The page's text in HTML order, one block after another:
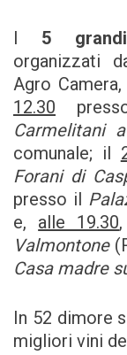
I 5
organizzati
Agro
12.30
Carmelitani
comunale; il
Forani di
presso il
e, alle 19.30
Valmontone
Casa madre
In 52 dimore
migliori vini